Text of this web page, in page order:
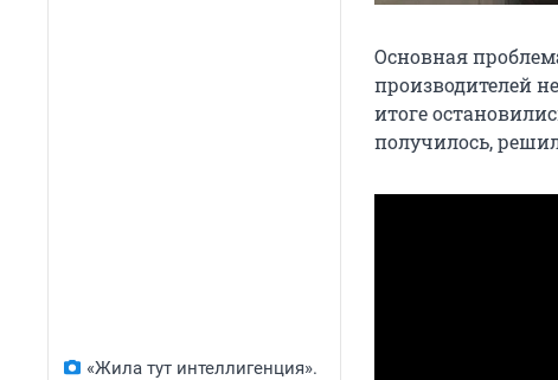
«Жила тут интеллигенция».
Основная
производителей
итоге
получилось,